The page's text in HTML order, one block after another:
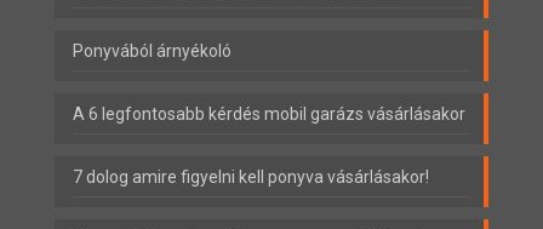
Ponyvából árnyékoló
A 6 legfontosabb kérdés mobil garázs vásárlásakor
7 dolog amire figyelni kell ponyva vásárlásakor!